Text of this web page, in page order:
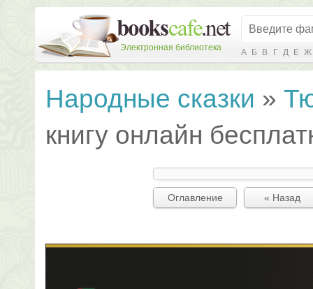
Электронная библиотека А Б В Г Д Е Ж
Народные сказки »
книгу онлайн
Оглавление « Назад